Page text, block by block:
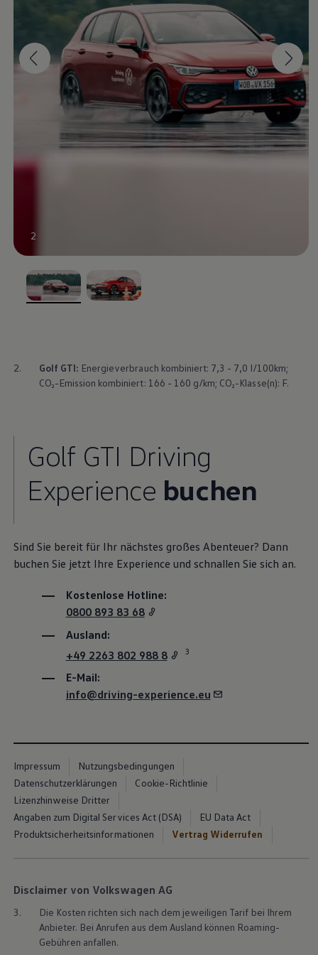
Magazin
Lifestyle
Transport
Familie
Elektromobilität
Volkswagen R
Pannen- und Unfallhilfe
Volkswagen Kundenbetreuung
, 1 von 2
2
2. Golf GTI: Energieverbrauch kombiniert: 7,3 - 7,0 l/100km;
CO₂-Emission kombiniert: 166 - 160 g/km; CO₂-Klasse(n): F.
Golf GTI Driving
Experience buchen
Sind Sie bereit für Ihr nächstes großes Abenteuer? Dann
buchen Sie jetzt Ihre Experience und schnallen Sie sich an.
Kostenlose Hotline:
0800 893 83 68
Ausland:
+49 2263 802 988 8
3
E-Mail:
info@driving-experience.eu
Impressum
Nutzungsbedingungen
Datenschutzerklärungen
Cookie-Richtlinie
Lizenzhinweise Dritter
Angaben zum Digital Services Act (DSA)
EU Data Act
Produktsicherheitsinformationen
Vertrag Widerrufen
Disclaimer von Volkswagen AG
3.
Die Kosten richten sich nach dem jeweiligen Tarif bei Ihrem
Anbieter. Bei Anrufen aus dem Ausland können Roaming-
Gebühren anfallen.